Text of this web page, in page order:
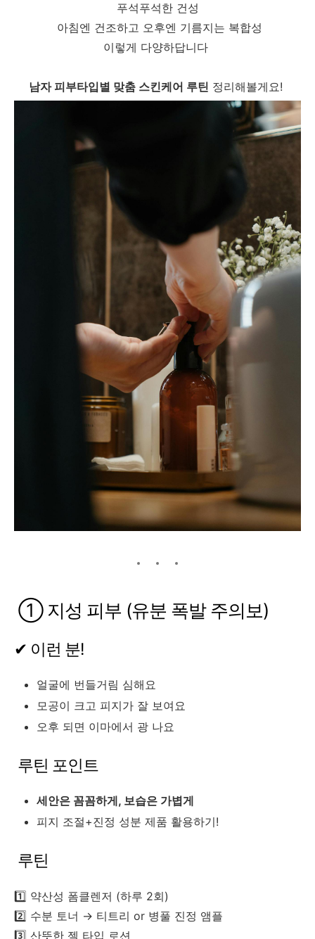
푸석푸석한 건성
아침엔 건조하고 오후엔 기름지는 복합성
이렇게 다양하답니다
남자 피부타입별 맞춤 스킨케어 루틴 정리해볼게요!
① 지성 피부 (유분 폭발 주의보)
✔ 이런 분!
얼굴에 번들거림 심해요
모공이 크고 피지가 잘 보여요
오후 되면 이마에서 광 나요
루틴 포인트
세안은 꼼꼼하게, 보습은 가볍게
피지 조절+진정 성분 제품 활용하기!
루틴
1️⃣ 약산성 폼클렌저 (하루 2회)
2️⃣ 수분 토너 → 티트리 or 병풀 진정 앰플
3️⃣ 산뜻한 젤 타입 로션